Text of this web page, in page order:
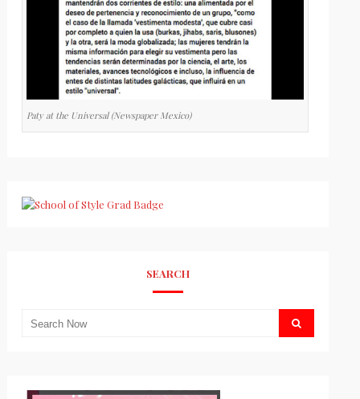
Paty at the Universal (Newspaper Mexico)
SEARCH